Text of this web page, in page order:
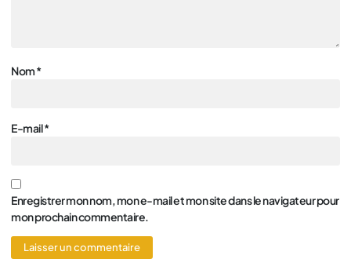
Nom*
E-mail*
Enregistrer mon nom, mon e-mail et mon site dans le navigateur pour
mon prochain commentaire.